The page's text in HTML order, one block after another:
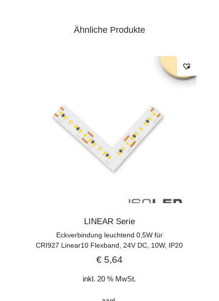
Ähnliche Produkte
LINEAR Serie
Eckverbindung leuchtend 0,5W für
CRI927 Linear10 Flexband, 24V DC, 10W, IP20
€5,64
inkl. 20 % MwSt.